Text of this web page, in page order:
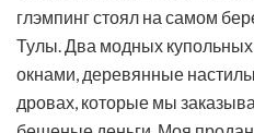
глэмпинг стоял на самом
Тулы. Два модных
окнами, деревянные
дровах, которые мы